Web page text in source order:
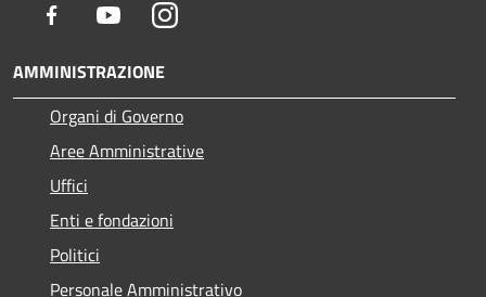
Facebook YoutubeInstagram
AMMINISTRAZIONE
Organi di Governo
Aree Amministrative
Uffici
Enti e fondazioni
Politici
Personale Amministrativo